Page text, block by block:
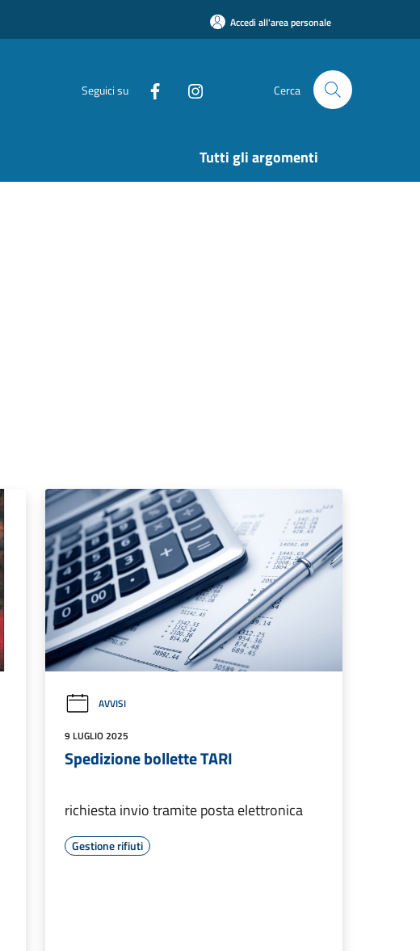
Accedi all'area personale
Seguici su Cerca
Tutti gli argomenti
AVVISI
9 LUGLIO 2025
Spedizione bollette TARI
richiesta invio tramite posta elettronica
Gestione rifiuti